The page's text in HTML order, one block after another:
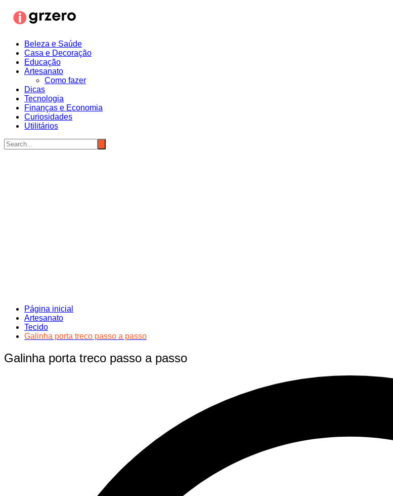
para
Beleza e Saúde
Casa e Decoração
Educação
Artesanato
Como fazer
Dicas
Tecnologia
Finanças e Economia
Curiosidades
Utilitários
Página inicial
Artesanato
Tecido
Galinha porta treco passo a passo
Galinha porta treco passo a passo